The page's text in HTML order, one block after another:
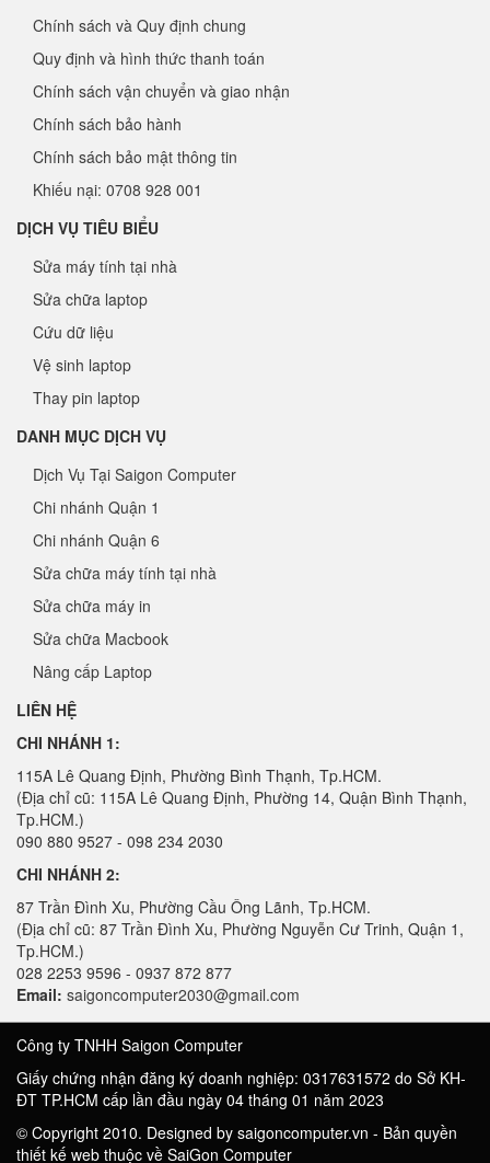
Chính sách và Quy định chung
Quy định và hình thức thanh toán
Chính sách vận chuyển và giao nhận
Chính sách bảo hành
Chính sách bảo mật thông tin
Khiếu nại: 0708 928 001
DỊCH VỤ TIÊU BIỂU
Sửa máy tính tại nhà
Sửa chữa laptop
Cứu dữ liệu
Vệ sinh laptop
Thay pin laptop
DANH MỤC DỊCH VỤ
Dịch Vụ Tại Saigon Computer
Chi nhánh Quận 1
Chi nhánh Quận 6
Sửa chữa máy tính tại nhà
Sửa chữa máy in
Sửa chữa Macbook
Nâng cấp Laptop
LIÊN HỆ
CHI NHÁNH 1:
115A Lê Quang Định, Phường Bình Thạnh, Tp.HCM.
(Địa chỉ cũ: 115A Lê Quang Định, Phường 14, Quận Bình Thạnh,
Tp.HCM.)
090 880 9527 - 098 234 2030
CHI NHÁNH 2:
87 Trần Đình Xu, Phường Cầu Ông Lãnh, Tp.HCM.
(Địa chỉ cũ: 87 Trần Đình Xu, Phường Nguyễn Cư Trinh, Quận 1,
Tp.HCM.)
028 2253 9596 - 0937 872 877
Email: saigoncomputer2030@gmail.com
Công ty TNHH Saigon Computer
Giấy chứng nhận đăng ký doanh nghiệp: 0317631572 do Sở KH-
ĐT TP.HCM cấp lần đầu ngày 04 tháng 01 năm 2023
© Copyright 2010. Designed by saigoncomputer.vn - Bản quyền
thiết kế web thuộc về SaiGon Computer